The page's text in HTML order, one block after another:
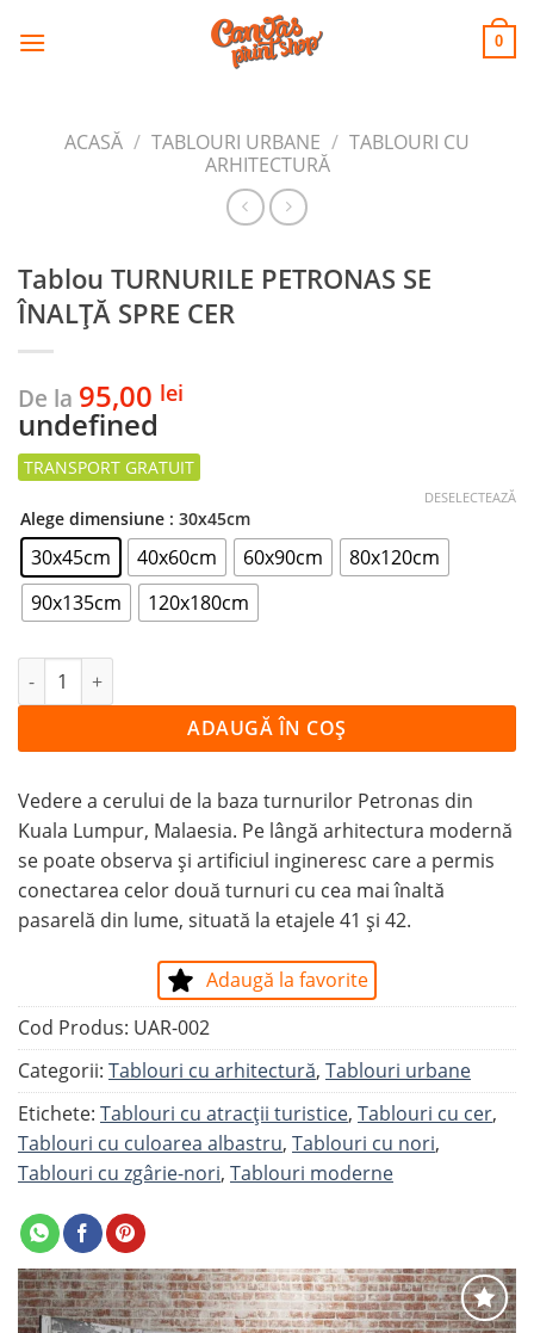
CANVAS
PRINT SHOP 0
ACASĂ / TABLOURI URBANE / TABLOURI CU
ARHITECTURĂ
Tablou TURNURILE PETRONAS SE
ÎNALȚĂ SPRE CER
De la 95,00 lei
undefined
Alege dimensiune : 30x45cm
30x45cm 40x60cm 60x90cm
80x120cm
90x135cm
120x180cm
DESELECTEAZĂ
Cantitate Tablou TURNURILE PETRONAS SE ÎNALȚĂ SPRE
ADAUGĂ ÎN COȘ
Vedere a cerului de la baza turnurilor Petronas din
Kuala Lumpur, Malaesia. Pe lângă arhitectura modernă
se poate observa și artificiul ingineresc care a permis
conectarea celor două turnuri cu cea mai înaltă
pasarelă din lume, situată la etajele 41 și 42.
Adaugă la favorite
Cod Produs: UAR-002
Categorii: Tablouri cu arhitectură, Tablouri urbane
Etichete: Tablouri cu atracții turistice, Tablouri cu cer,
Tablouri cu culoarea albastru, Tablouri cu nori,
Tablouri cu zgârie-nori, Tablouri moderne